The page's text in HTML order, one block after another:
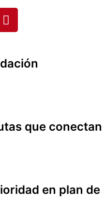
que conectan
en plan de